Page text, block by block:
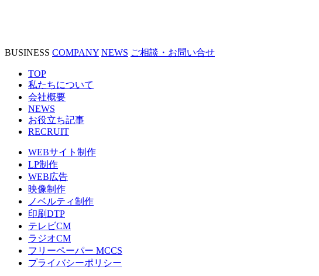
BUSINESS COMPANY NEWS ご相談・お問い合せ
TOP
私たちについて
会社概要
NEWS
お役立ち記事
RECRUIT
WEBサイト制作
LP制作
WEB広告
映像制作
ノベルティ制作
印刷DTP
テレビCM
ラジオCM
フリーペーパー MCCS
プライバシーポリシー